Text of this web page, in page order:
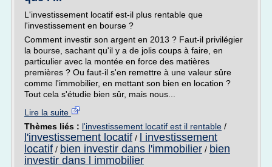
L'investissement locatif est-il plus rentable que
l'investissement en bourse ?
Comment investir son argent en 2013 ? Faut-il privilégier
la bourse, sachant qu'il y a de jolis coups à faire, en
particulier avec la montée en force des matières
premières ? Ou faut-il s'en remettre à une valeur sûre
comme l'immobilier, en mettant son bien en location ?
Tout cela s'étudie bien sûr, mais nous...
Lire la suite
Thèmes liés : l'investissement locatif est il rentable /
l'investissement locatif /
l investissement
locatif / bien investir dans l'immobilier / bien
investir dans l immobilier